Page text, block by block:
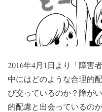
2016年4月1日より「障害
中にはどのような合理的
び交っているのか？障が
的配慮と出会っているの